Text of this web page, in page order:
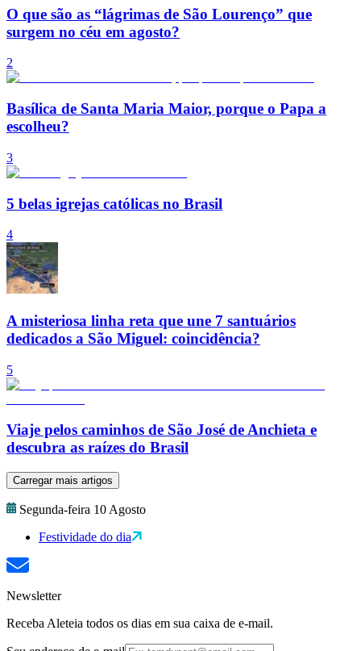
O que são as “lágrimas de São Lourenço” que
surgem no céu em agosto?
2
Basílica de Santa Maria Maior, porque o Papa a
escolheu?
3
5 belas igrejas católicas no Brasil
4
A misteriosa linha reta que une 7 santuários
dedicados a São Miguel: coincidência?
5
Viaje pelos caminhos de São José de Anchieta e
descubra as raízes do Brasil
Carregar mais artigos
Segunda-feira 10 Agosto
Festividade do dia
Newsletter
Receba Aleteia todos os dias em sua caixa de e-mail.